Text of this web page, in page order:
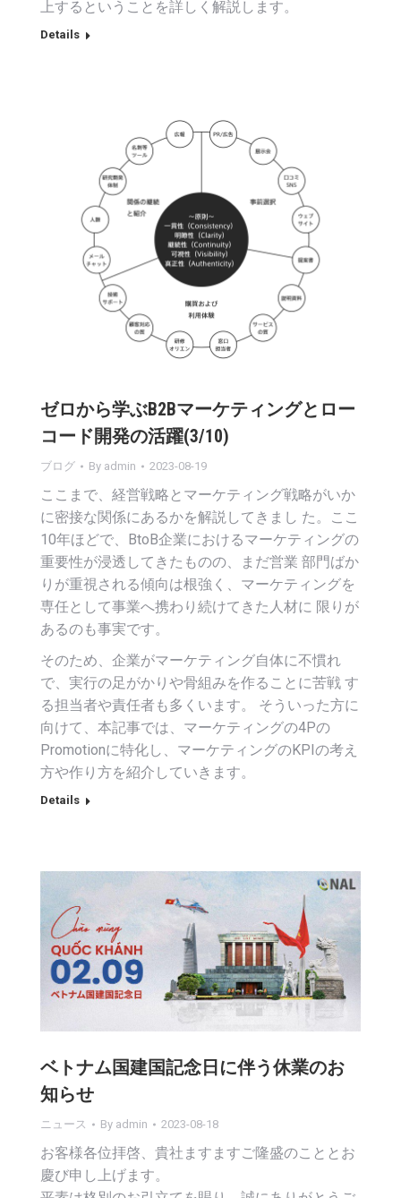
上するということを詳しく解説します。
Details
ゼロから学ぶB2Bマーケティングとロー
コード開発の活躍(3/10)
ブログ By admin 2023-08-19
ここまで、経営戦略とマーケティング戦略がいか
に密接な関係にあるかを解説してきまし た。ここ
10年ほどで、BtoB企業におけるマーケティングの
重要性が浸透してきたものの、まだ営業 部門ばか
りが重視される傾向は根強く、マーケティングを
専任として事業へ携わり続けてきた人材に 限りが
あるのも事実です。
そのため、企業がマーケティング自体に不慣れ
で、実行の足がかりや骨組みを作ることに苦戦 す
る担当者や責任者も多くいます。 そういった方に
向けて、本記事では、マーケティングの4Pの
Promotionに特化し、マーケティングのKPIの考え
方や作り方を紹介していきます。
Details
ベトナム国建国記念日に伴う休業のお
知らせ
ニュース By admin 2023-08-18
お客様各位拝啓、貴社ますますご隆盛のこととお
慶び申し上げます。